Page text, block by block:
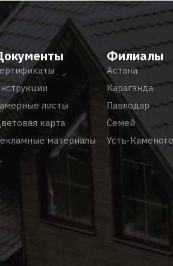
листы
карта
материалы
Филиалы
Астана
Караганда
Павлодар
Семей
Усть-